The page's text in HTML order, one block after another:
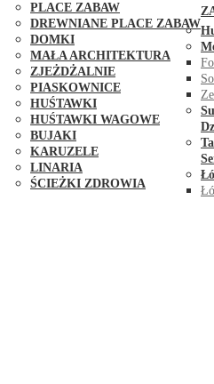
PLACE ZABAW
DREWNIANE PLACE ZABAW
DOMKI
MAŁA ARCHITEKTURA
ZJEŻDŻALNIE
PIASKOWNICE
HUŚTAWKI
HUŚTAWKI WAGOWE
BUJAKI
KARUZELE
LINARIA
ŚCIEŻKI ZDROWIA